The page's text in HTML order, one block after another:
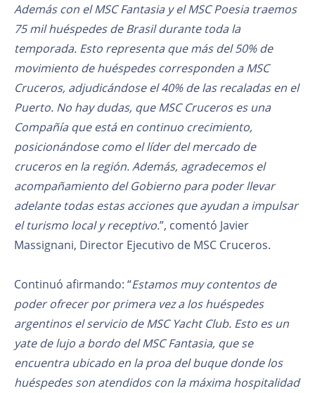
Además con el MSC Fantasia y el MSC Poesia traemos
75 mil huéspedes de Brasil durante toda la
temporada. Esto representa que más del 50% de
movimiento de huéspedes corresponden a MSC
Cruceros, adjudicándose el 40% de las recaladas en el
Puerto. No hay dudas, que MSC Cruceros es una
Compañía que está en continuo crecimiento,
posicionándose como el líder del mercado de
cruceros en la región. Además, agradecemos el
acompañamiento del Gobierno para poder llevar
adelante todas estas acciones que ayudan a impulsar
el turismo local y receptivo.”, comentó Javier
Massignani, Director Ejecutivo de MSC Cruceros.
Continuó afirmando: “Estamos muy contentos de
poder ofrecer por primera vez a los huéspedes
argentinos el servicio de MSC Yacht Club. Esto es un
yate de lujo a bordo del MSC Fantasia, que se
encuentra ubicado en la proa del buque donde los
huéspedes son atendidos con la máxima hospitalidad